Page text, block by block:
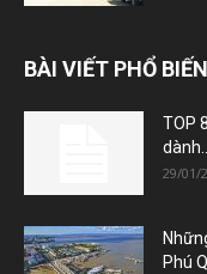
BÀI VIẾT PHỔ BIẾN
TOP
dành...
29/01/
Phú